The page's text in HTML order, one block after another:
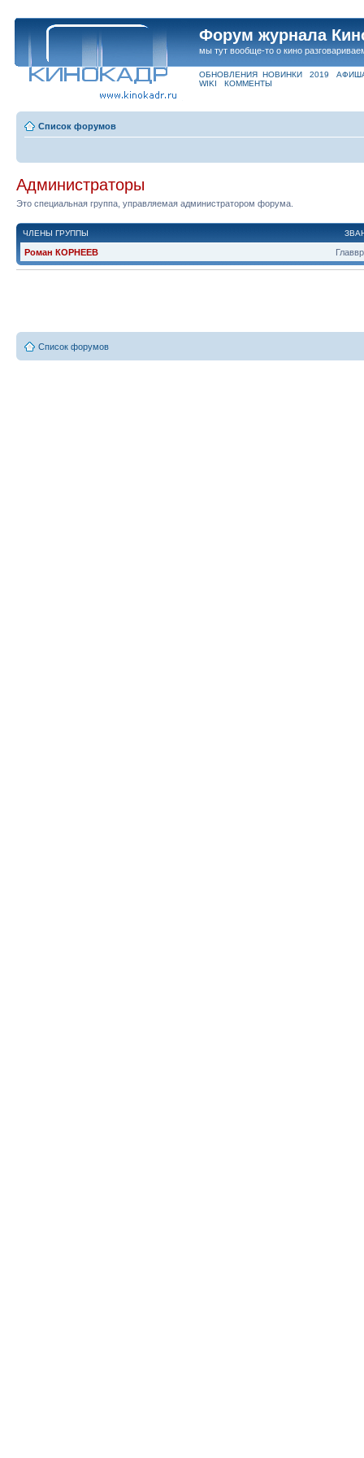
Форум журнала
мы тут вообще-то о кино
ОБНОВЛЕНИЯ НОВИНКИ 2019
WIKI
КОММЕНТЫ
Список форумов
Администраторы
Это специальная группа, управляемая администратором форума.
ЧЛЕНЫ ГРУППЫ
Роман КОРНЕЕВ
Список форумов